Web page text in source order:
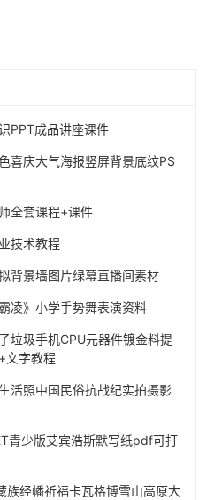
PPT成品讲座课件
喜庆大气海报竖屏背景底纹PS
全套课程+课件
技术教程
背景墙图片绿幕直播间素材
凌》小学手势舞表演资料
垃圾手机CPU元器件镀金料提
文字教程
活照中国民俗抗战纪实拍摄影
青少版艾宾浩斯默写纸pdf可打
族经幡祈福卡瓦格博雪山高原大